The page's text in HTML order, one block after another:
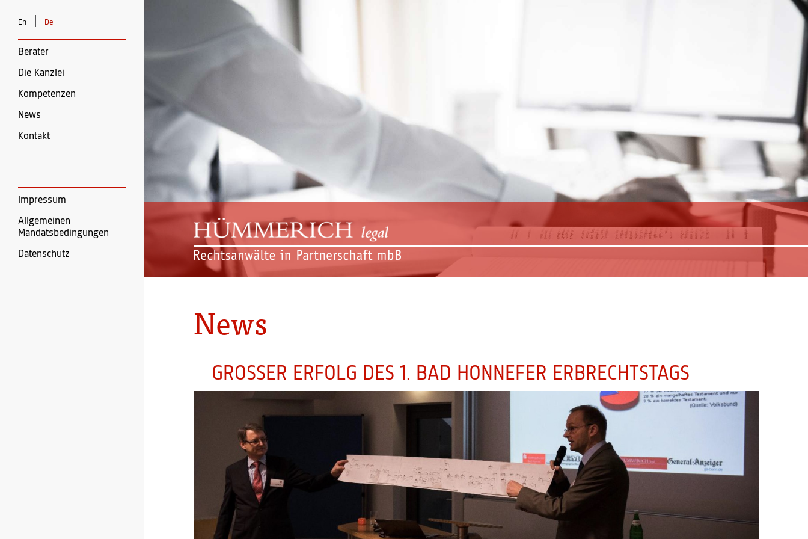
En De
Berater
Die Kanzlei
Kompetenzen
News
Kontakt
Impressum
Allgemeinen
Mandatsbedingungen
Datenschutz
News
GROSSER ERFOLG DES 1. BAD HONNEFER ERBRECHTSTAGS